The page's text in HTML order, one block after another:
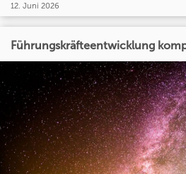
12. Juni 2026
Führungskräfteentwicklung